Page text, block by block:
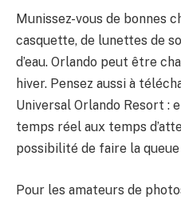
Munissez-vous de bonnes
casquette, de lunettes de
d’eau. Orlando peut être
hiver. Pensez aussi à
Universal Orlando Resort :
temps réel aux temps
possibilité de faire la
Pour les amateurs de